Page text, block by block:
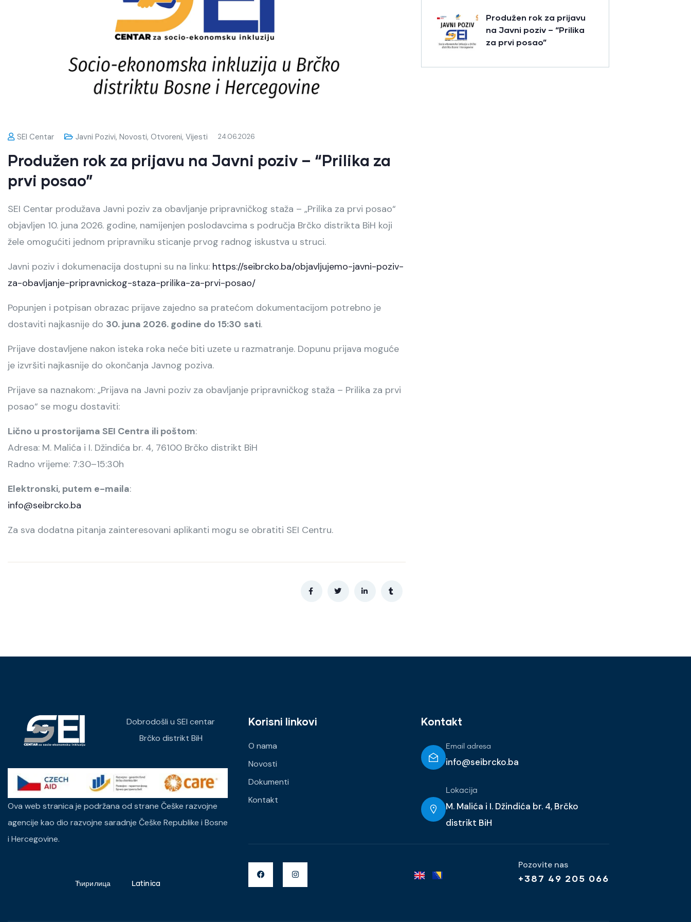
SEI Centar Javni Pozivi, Novosti, Otvoreni, Vijesti 24.06.2026
Produžen rok za prijavu na Javni poziv – “Prilika za
prvi posao”
SEI Centar produžava Javni poziv za obavljanje pripravničkog staža – „Prilika za prvi posao“
objavljen 10. juna 2026. godine, namijenjen poslodavcima s područja Brčko distrikta BiH koji
žele omogućiti jednom pripravniku sticanje prvog radnog iskustva u struci.
Javni poziv i dokumenacija dostupni su na linku: https://seibrcko.ba/objavljujemo-javni-poziv-
za-obavljanje-pripravnickog-staza-prilika-za-prvi-posao/
Popunjen i potpisan obrazac prijave zajedno sa pratećom dokumentacijom potrebno je
dostaviti najkasnije do 30. juna 2026. godine do 15:30 sati.
Prijave dostavljene nakon isteka roka neće biti uzete u razmatranje. Dopunu prijava moguće
je izvršiti najkasnije do okončanja Javnog poziva.
Prijave sa naznakom: „Prijava na Javni poziv za obavljanje pripravničkog staža – Prilika za prvi
posao“ se mogu dostaviti:
Lično u prostorijama SEI Centra ili poštom:
Adresa: M. Malića i I. Džindića br. 4, 76100 Brčko distrikt BiH
Radno vrijeme: 7:30–15:30h
Elektronski, putem e-maila:
info@seibrcko.ba
Za sva dodatna pitanja zainteresovani aplikanti mogu se obratiti SEI Centru.
Produžen rok za prijavu
na Javni poziv – “Prilika
za prvi posao”
Dobrodošli u SEI centar
Brčko distrikt BiH
Ova web stranica je podržana od strane Češke razvojne
agencije kao dio razvojne saradnje Češke Republike i Bosne
i Hercegovine.
Ћирилица Latinica
Korisni linkovi
O nama
Novosti
Dokumenti
Kontakt
Kontakt
Email adresa
info@seibrcko.ba
Lokacija
M. Malića i I. Džindića br. 4, Brčko
distrikt BiH
Pozovite nas
+387 49 205 066